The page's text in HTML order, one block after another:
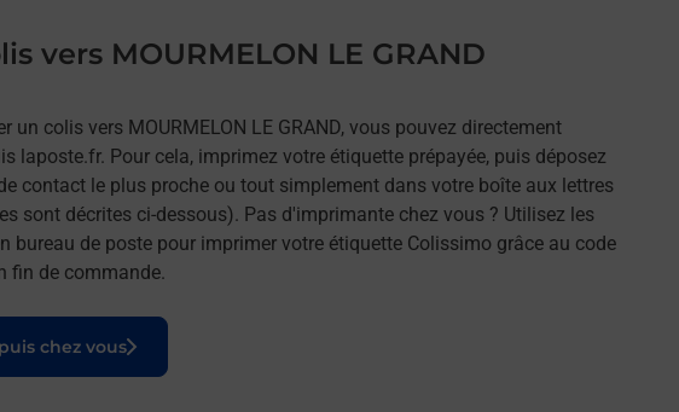
vers MOURMELON LE GRAND
un colis vers MOURMELON LE GRAND, vous pouvez directement
laposte.fr. Pour cela, imprimez votre étiquette prépayée, puis déposez
contact le plus proche ou tout simplement dans votre boîte aux lettres
sont décrites ci-dessous). Pas d'imprimante chez vous ? Utilisez les
bureau de poste pour imprimer votre étiquette Colissimo grâce au code
fin de commande.
chez vous
onglet